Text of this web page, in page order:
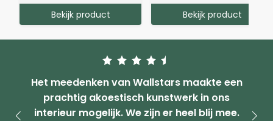
Bekijk product Bekijk product
Het meedenken van Wallstars maakte een
prachtig akoestisch kunstwerk in ons
interieur mogelijk. We zijn er heel blij mee.